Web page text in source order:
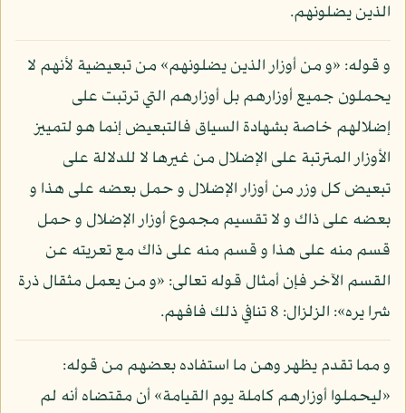
الذين يضلونهم.
و قوله: «و من أوزار الذين يضلونهم» من تبعيضية لأنهم لا
يحملون جميع أوزارهم بل أوزارهم التي ترتبت على
إضلالهم خاصة بشهادة السياق فالتبعيض إنما هو لتمييز
الأوزار المترتبة على الإضلال من غيرها لا للدلالة على
تبعيض كل وزر من أوزار الإضلال و حمل بعضه على هذا و
بعضه على ذاك و لا تقسيم مجموع أوزار الإضلال و حمل
قسم منه على هذا و قسم منه على ذاك مع تعريته عن
القسم الآخر فإن أمثال قوله تعالى: «و من يعمل مثقال ذرة
شرا يره»: الزلزال: 8 تنافي ذلك فافهم.
و مما تقدم يظهر وهن ما استفاده بعضهم من قوله:
«ليحملوا أوزارهم كاملة يوم القيامة» أن مقتضاه أنه لم